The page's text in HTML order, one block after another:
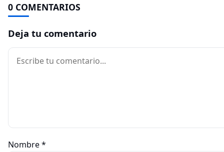
0 COMENTARIOS
Deja tu comentario
Comentario
Nombre*